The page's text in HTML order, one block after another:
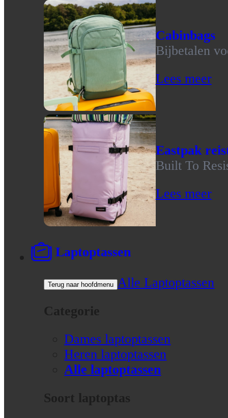
Cabinbags
Bijbetalen
Lees meer
Eastpak
Built To
Lees meer
Laptoptassen
Terug naar hoofdmenu Alle Laptoptassen
Categorie
Dames laptoptassen
Heren laptoptassen
Alle laptoptassen
Soort laptoptas